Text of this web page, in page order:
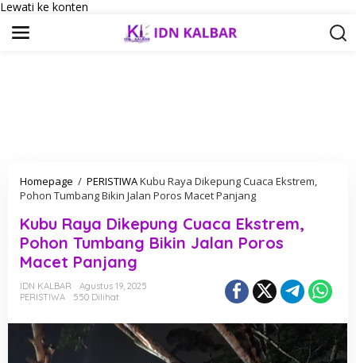
Lewati ke konten
Homepage / PERISTIWAKubu Raya Dikepung Cuaca Ekstrem,
Pohon Tumbang Bikin Jalan Poros Macet Panjang
Kubu Raya Dikepung Cuaca Ekstrem,
Pohon Tumbang Bikin Jalan Poros
Macet Panjang
IDN KALBAR
Agustus 19, 2025
PERISTIWA
550 Dilihat